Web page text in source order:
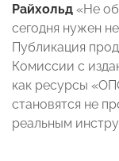
Райхольд «Не
сегодня нужен
Публикация
Комиссии с
как ресурсы
становятся не
реальным